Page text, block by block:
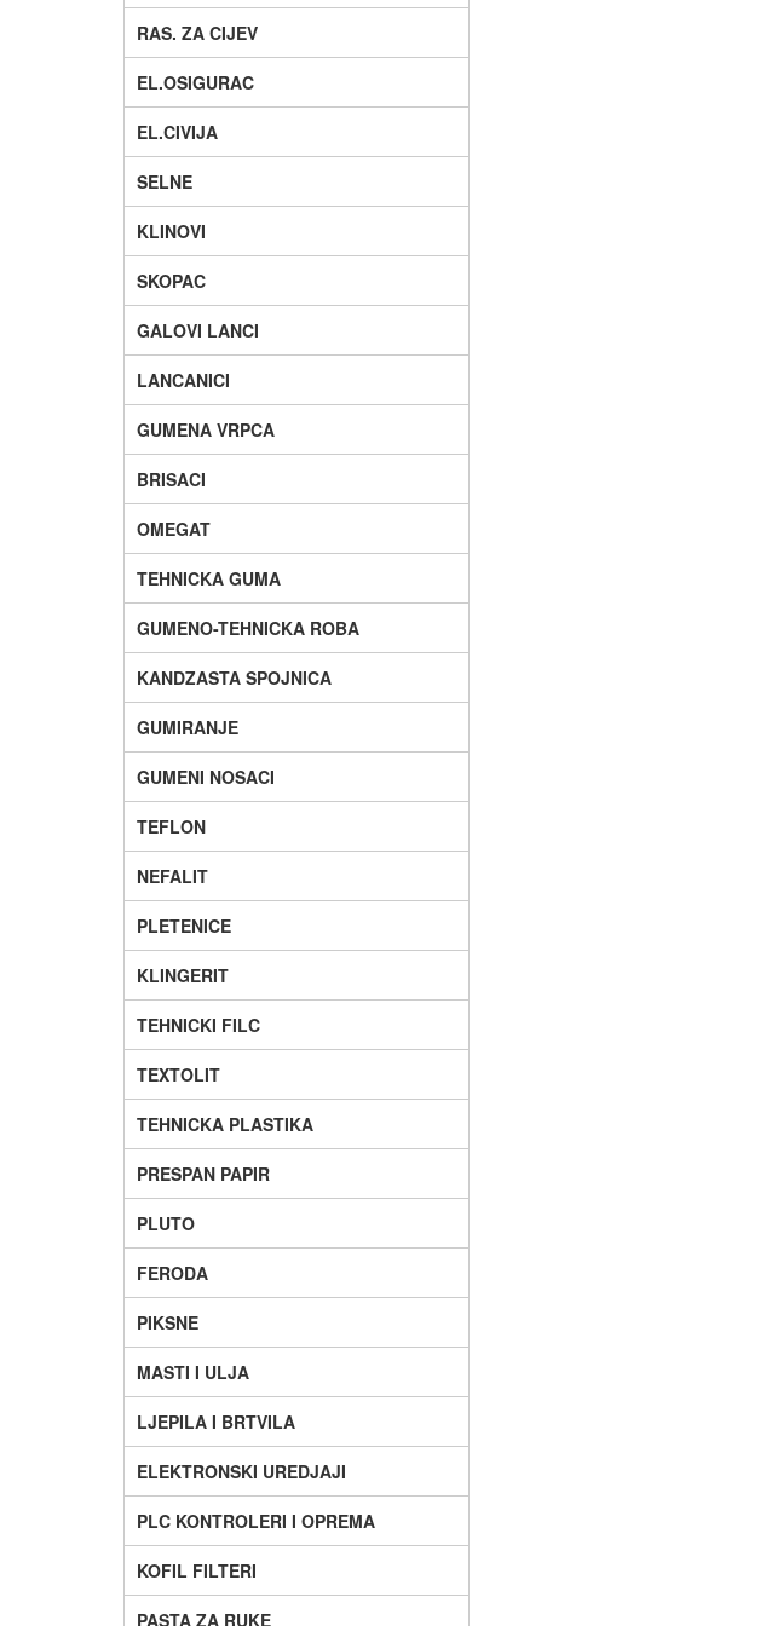
RAS. ZA CIJEV
EL.OSIGURAC
EL.CIVIJA
SELNE
KLINOVI
SKOPAC
GALOVI LANCI
LANCANICI
GUMENA VRPCA
BRISACI
OMEGAT
TEHNICKA GUMA
GUMENO-TEHNICKA ROBA
KANDZASTA SPOJNICA
GUMIRANJE
GUMENI NOSACI
TEFLON
NEFALIT
PLETENICE
KLINGERIT
TEHNICKI FILC
TEXTOLIT
TEHNICKA PLASTIKA
PRESPAN PAPIR
PLUTO
FERODA
PIKSNE
MASTI I ULJA
LJEPILA I BRTVILA
ELEKTRONSKI UREDJAJI
PLC KONTROLERI I OPREMA
KOFIL FILTERI
PASTA ZA RUKE